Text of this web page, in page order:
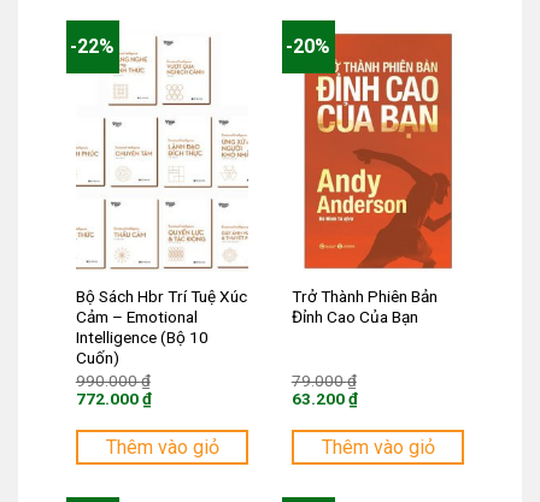
-22%
Bộ Sách Hbr Trí Tuệ Xúc
Cảm – Emotional
Intelligence (Bộ 10
Cuốn)
990.000₫
990.000 ₫.
772.000₫
hiện
là:
Thêm vào giỏ
-20%
Trở Thành Phiên Bản
Đỉnh Cao Của Bạn
79.000₫
79.000 ₫.
63.200₫
hiện
là:
Thêm vào giỏ